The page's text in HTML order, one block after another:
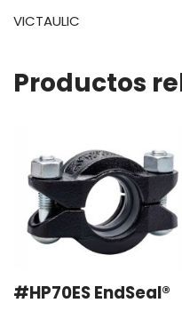
VICTAULIC
Productos
#HP70ES EndSeal®